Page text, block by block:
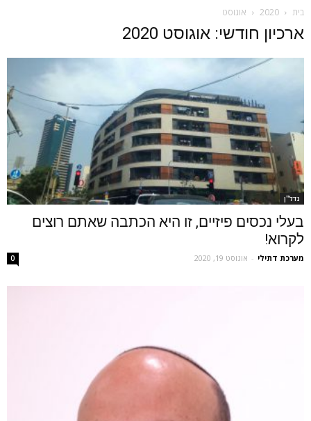
בית 2020 אוגוסט
ארכיון חודשי: אוגוסט 2020
נדל''ן
בעלי נכסים פיזיים, זו היא הכתבה שאתם רוצים
לקרוא!
מערכת דתילי - אוגוסט 19, 2020 0